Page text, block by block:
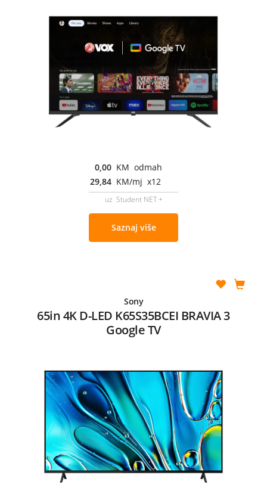
0,00 KM odmah
29,84 KM/mj x12
uz Student NET +
Saznaj više
Sony
65in 4K D-LED K65S35BCEI BRAVIA 3
Google TV